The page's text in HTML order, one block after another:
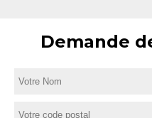
Demande